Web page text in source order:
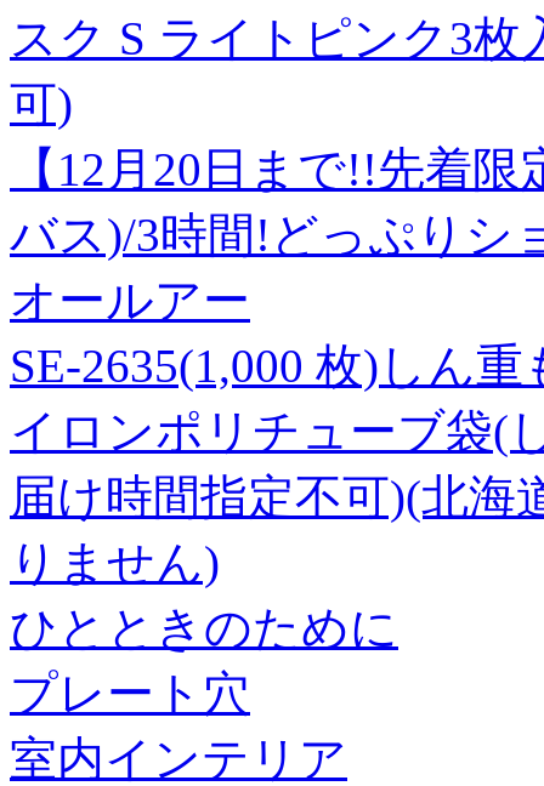
スク S ライトピンク3枚
可)
【12月20日まで!!先着
バス)/3時間!どっぷりシ
オールアー
SE-2635(1,000 枚)しん
イロンポリチューブ袋(
届け時間指定不可)(北海
りません)
ひとときのために
プレート穴
室内インテリア